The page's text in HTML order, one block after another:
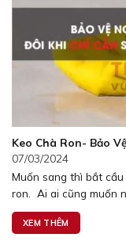
Keo Chà Ron- Bảo
07/03/2024
Muốn sang thì bắt
ron. Ai ai cũng muốn
XEM THÊM